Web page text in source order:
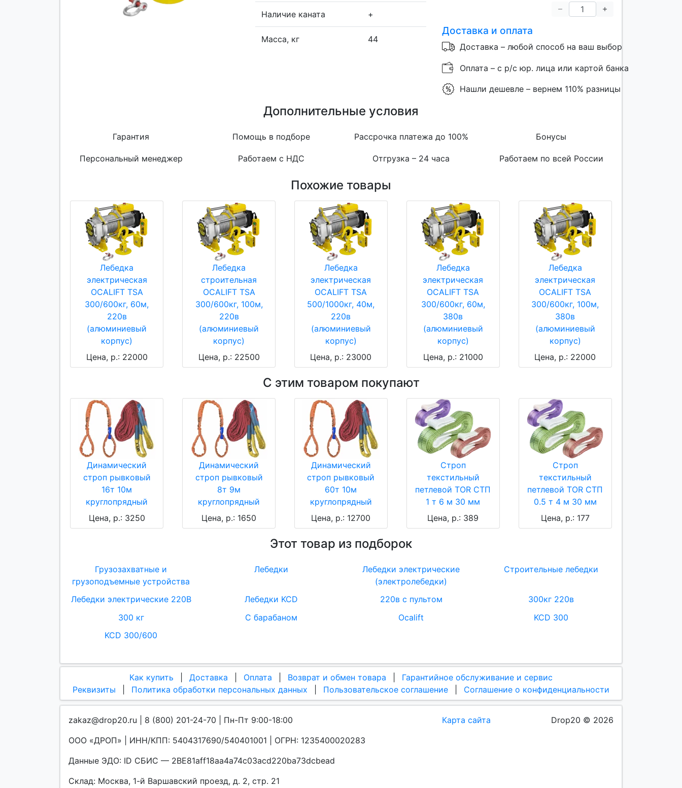
Наличие каната +
Масса, кг 44
Доставка и оплата
Доставка – любой способ на ваш выбор
Оплата – с р/с юр. лица или картой банка
Нашли дешевле – вернем 110% разницы
Дополнительные условия
Гарантия Помощь в подборе Рассрочка платежа до 100% Бонусы
Персональный менеджер Работаем с НДС Отгрузка – 24 часа Работаем по всей России
Похожие товары
Лебедка
электрическая
OCALIFT TSA
300/600кг, 60м,
220в
(алюминиевый
корпус)
Цена, р.: 22000
Лебедка
строительная
OCALIFT TSA
300/600кг, 100м,
220в
(алюминиевый
корпус)
Цена, р.: 22500
Лебедка
электрическая
OCALIFT TSA
500/1000кг, 40м,
220в
(алюминиевый
корпус)
Цена, р.: 23000
Лебедка
электрическая
OCALIFT TSA
300/600кг, 60м,
380в
(алюминиевый
корпус)
Цена, р.: 21000
Лебедка
электрическая
OCALIFT TSA
300/600кг, 100м,
380в
(алюминиевый
корпус)
Цена, р.: 22000
С этим товаром покупают
Динамический
строп рывковый
16т 10м
круглопрядный
Цена, р.: 3250
Динамический
строп рывковый
8т 9м
круглопрядный
Цена, р.: 1650
Динамический
строп рывковый
60т 10м
круглопрядный
Цена, р.: 12700
Строп
текстильный
петлевой TOR СТП
1 т 6 м 30 мм
Цена, р.: 389
Строп
текстильный
петлевой TOR СТП
0.5 т 4 м 30 мм
Цена, р.: 177
Этот товар из подборок
Грузозахватные и
грузоподъемные устройства
Лебедки
Лебедки электрические
(электролебедки)
Строительные лебедки
Лебедки электрические 220В Лебедки KCD 220в с пультом
300кг 220в
300 кг
С барабаном Ocalift
KCD 300
KCD 300/600
Как купить Доставка Оплата Возврат и обмен товара
Гарантийное обслуживание и сервис
Реквизиты
Политика обработки персональных данных Пользовательское соглашение Соглашение о конфиденциальности
zakaz@drop20.ru | 8 (800) 201-24-70 | Пн-Пт 9:00-18:00
ООО «ДРОП» | ИНН/КПП: 5404317690/540401001 | ОГРН: 1235400020283
Данные ЭДО: ID СБИС — 2BE81aff18aa4a74c03acd220ba73dcbead
Склад: Москва, 1-й Варшавский проезд, д. 2, стр. 21
Карта сайта Drop20 © 2026